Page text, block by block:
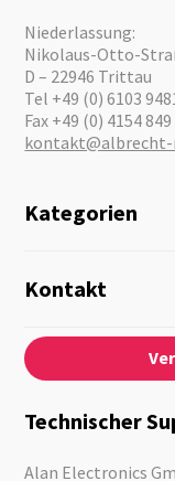
Niederlassung:
Nikolaus-Otto-
D – 22946 Trittau
Tel +49 (0) 6103
Fax +49 (0) 4154 849
kontakt@albrecht-
Kategorien
Personenführung
Audio
Notfallvorsorge
Motorrad
Angebote
Kontakt
Kontaktformular
Über Uns
News
Karriere
Kataloge
Technischer
Alan Electronics